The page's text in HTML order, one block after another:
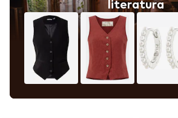
literatura